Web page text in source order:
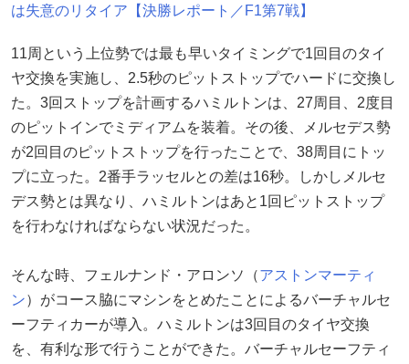
は失意のリタイア【決勝レポート／F1第7戦】
11周という上位勢では最も早いタイミングで1回目のタイ
ヤ交換を実施し、2.5秒のピットストップでハードに交換し
た。3回ストップを計画するハミルトンは、27周目、2度目
のピットインでミディアムを装着。その後、メルセデス勢
が2回目のピットストップを行ったことで、38周目にトッ
プに立った。2番手ラッセルとの差は16秒。しかしメルセ
デス勢とは異なり、ハミルトンはあと1回ピットストップ
を行わなければならない状況だった。
そんな時、フェルナンド・アロンソ（アストンマーティ
ン）がコース脇にマシンをとめたことによるバーチャルセ
ーフティカーが導入。ハミルトンは3回目のタイヤ交換
を、有利な形で行うことができた。バーチャルセーフティ